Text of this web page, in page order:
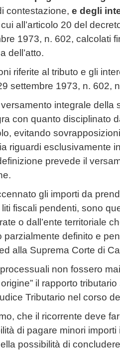
contestazione, e degli
all’articolo 20 del
1973, n. 602, calcolati
dell’atto.
riferite al tributo e gli
settembre 1973, n. 602,
integrale della
con quanto disciplinato
evitando
riguardi esclusivamente
prevede il
gli importi da
fiscali pendenti, sono
o dall’ente territoriale
parzialmente definito e
alla Suprema Corte di
non fossero
il rapporto
Tributario nel corso
che il ricorrente deve
di pagare minori
possibilità di